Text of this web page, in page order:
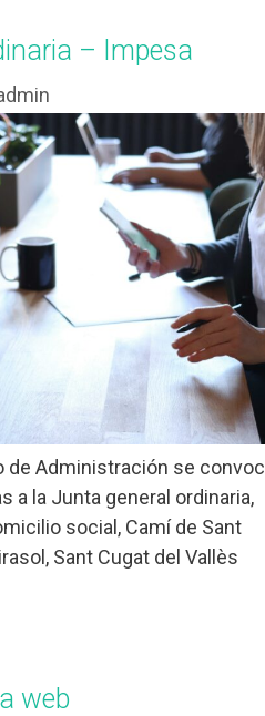
– Impesa
de Administración se
a la Junta general ordinaria,
social, Camí de Sant
Sant Cugat del Vallès
web